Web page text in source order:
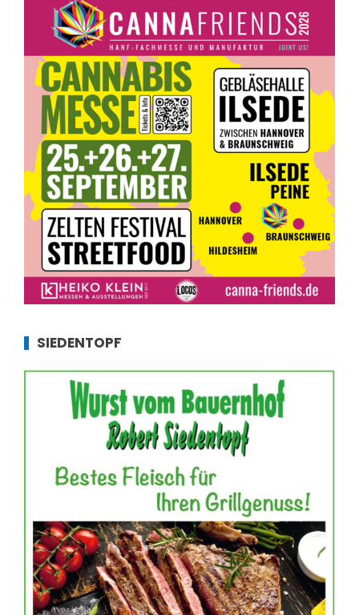
SIEDENTOPF